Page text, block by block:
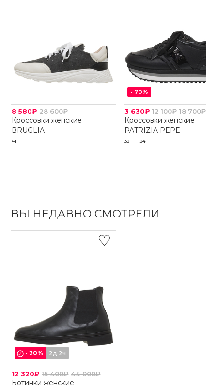
8 580₽ 28 600₽
Кроссовки женские
BRUGLIA
41
- 70%
3 630₽ 12 100₽ 18 700₽
Кроссовки женские
PATRIZIA PEPE
33 34
ВЫ НЕДАВНО СМОТРЕЛИ
-20% 2д 2ч
12 320₽ 15 400₽ 44 000₽
Ботинки женские